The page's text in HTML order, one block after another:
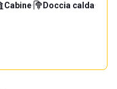
Cabine· Doccia calda·